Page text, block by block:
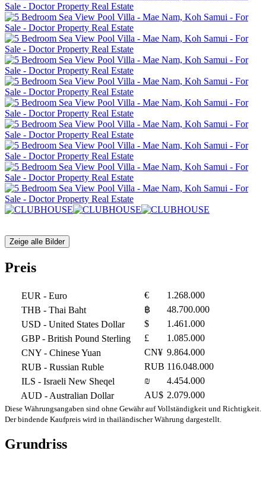
Zeige alle Bilder
Preis
EUR - Euro €
1.268.000
THB - Thai Baht ฿
48.700.000
USD - United States Dollar $
1.461.000
GBP- British Pound Sterling £
1.085.000
CNY - Chinese Yuan CN¥ 9.864.000
RUB - Russian Ruble RUB 116.048.000
ILS - Israeli New Sheqel ₪
4.454.000
AUD - Australian Dollar AU$ 2.079.000
Diese Währungsangaben sind ohne Gewähr auf Vollständigkeit und Richtigkeit.
Der bindende Kaufpreis wird in thailändischer Währung dargestellt.
Grundriss